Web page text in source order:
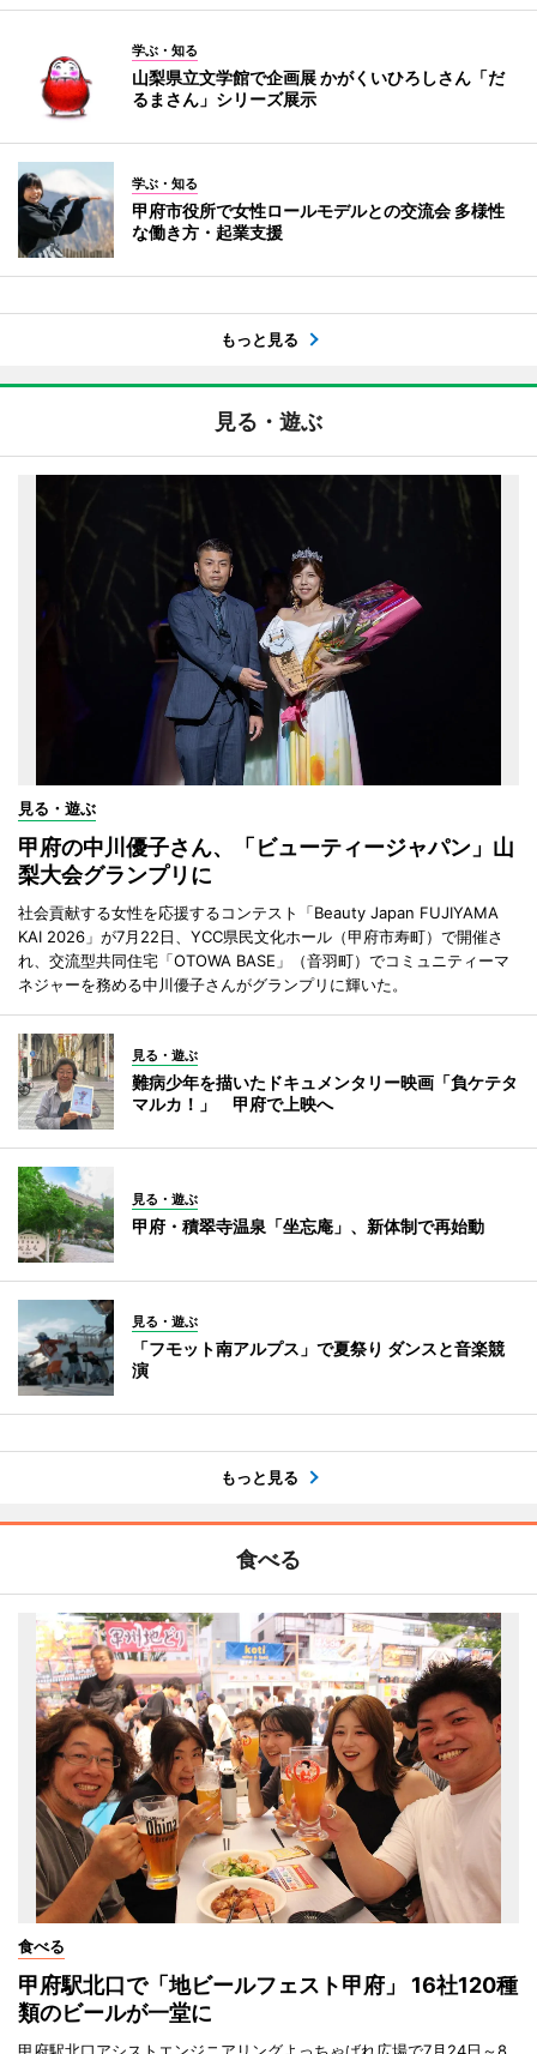
学ぶ・知る
山梨県立文学館で企画展 かがくいひろしさん「だ
るまさん」シリーズ展示
学ぶ・知る
甲府市役所で女性ロールモデルとの交流会 多様性
な働き方・起業支援
もっと見る
見る・遊ぶ
見る・遊ぶ
甲府の中川優子さん、「ビューティージャパン」山
梨大会グランプリに
社会貢献する女性を応援するコンテスト「Beauty Japan FUJIYAMA
KAI 2026」が7月22日、YCC県民文化ホール（甲府市寿町）で開催さ
れ、交流型共同住宅「OTOWA BASE」（音羽町）でコミュニティーマ
ネジャーを務める中川優子さんがグランプリに輝いた。
見る・遊ぶ
難病少年を描いたドキュメンタリー映画「負ケテタ
マルカ！」 甲府で上映へ
見る・遊ぶ
甲府・積翠寺温泉「坐忘庵」、新体制で再始動
見る・遊ぶ
「フモット南アルプス」で夏祭り ダンスと音楽競
演
もっと見る
食べる
食べる
甲府駅北口で「地ビールフェスト甲府」 16社120種
類のビールが一堂に
甲府駅北口アシストエンジニアリングよっちゃばれ広場で7月24日～8